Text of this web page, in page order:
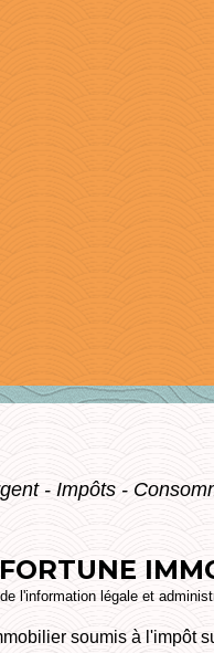
- Impôts -
l'information légale et
soumis à l'impôt